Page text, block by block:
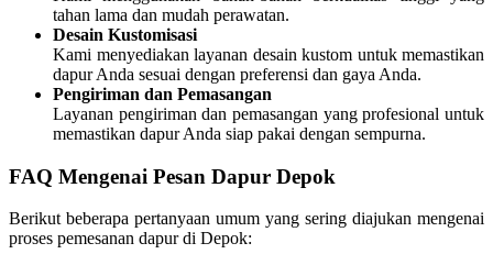
tahan lama dan mudah perawatan.
Desain Kustomisasi
Kami menyediakan layanan desain kustom untuk memastikan
dapur Anda sesuai dengan preferensi dan gaya Anda.
Pengiriman dan Pemasangan
Layanan pengiriman dan pemasangan yang profesional untuk
memastikan dapur Anda siap pakai dengan sempurna.
FAQ Mengenai Pesan Dapur Depok
Berikut beberapa pertanyaan umum yang sering diajukan mengenai
proses pemesanan dapur di Depok: